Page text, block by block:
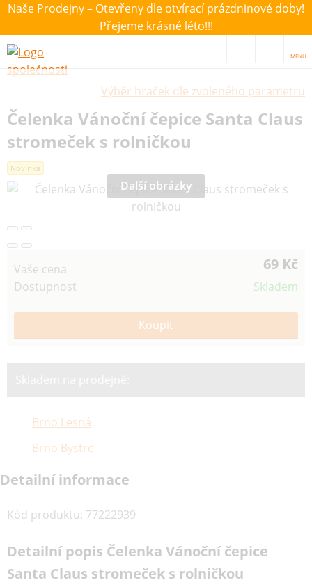
Naše Prodejny – Otevřeny dle otvírací prázdninové doby!
Přejeme krásné léto!!!
MENU
Výběr hraček dle zvoleného parametru
Čelenka Vánoční čepice Santa Claus
stromeček s rolničkou
Novinka
Další obrázky
Vaše cena 69 Kč
Dostupnost Skladem
Brno Lesná
Brno Bystrc
Detailní informace
Kód produktu: 77222939
Detailní popis Čelenka Vánoční čepice
Santa Claus stromeček s rolničkou